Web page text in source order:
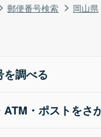
郵便番号検索 岡山県
を調べる
ATM・ポストをさ